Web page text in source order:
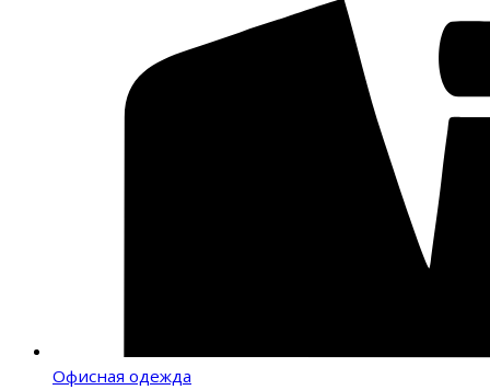
Офисная одежда